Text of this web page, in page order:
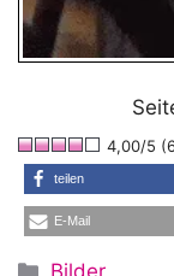
4,00/5
teilen
E-Mail
Kategorien
Bilder